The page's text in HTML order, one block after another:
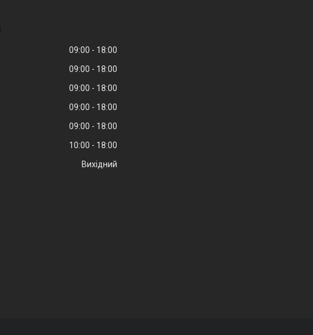
09:00
18:00
09:00
18:00
09:00
18:00
09:00
18:00
09:00
18:00
10:00
18:00
Вихідний